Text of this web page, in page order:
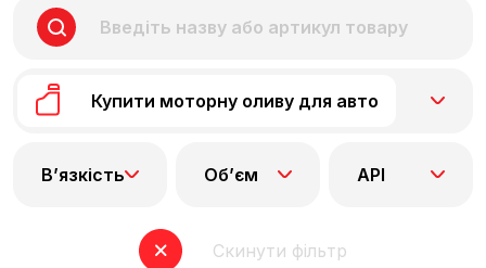
Купити моторну оливу для авто
В’язкість Об’єм API
Скинути фільтр